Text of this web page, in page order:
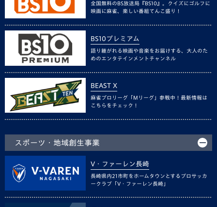
全国無料のBS放送局『BS10』。クイズにゴルフに
映画に麻雀、楽しい番組てんこ盛り！
BS10プレミアム
語り継がれる映画や音楽をお届けする、大人のた
めのエンタテインメントチャンネル
BEAST X
麻雀プロリーグ「Mリーグ」参戦中！最新情報は
こちらをチェック！
スポーツ・地域創生事業
V・ファーレン長崎
長崎県内21市町をホームタウンとするプロサッカ
ークラブ「V・ファーレン長崎」